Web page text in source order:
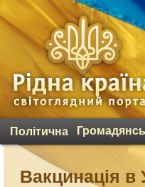
Політична
Вакцинація в